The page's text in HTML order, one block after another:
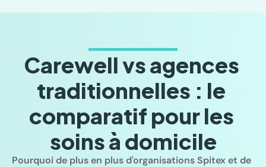
Carewell vs agences
traditionnelles : le
comparatif pour les
soins à domicile
Pourquoi de plus en plus d'organisations Spitex et de